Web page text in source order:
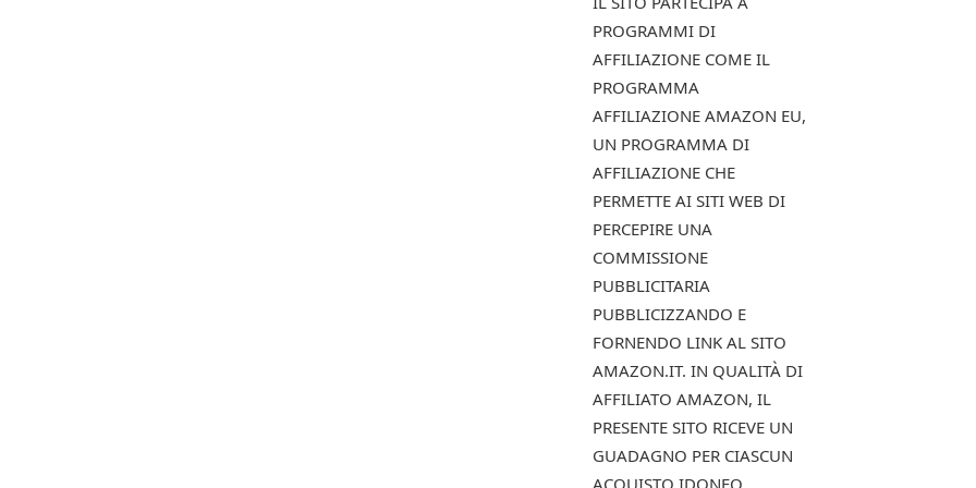
PROGRAMMI DI
AFFILIAZIONE COME IL
PROGRAMMA
AFFILIAZIONE AMAZON EU,
UN PROGRAMMA DI
AFFILIAZIONE CHE
PERMETTE AI SITI WEB DI
PERCEPIRE UNA
COMMISSIONE
PUBBLICITARIA
PUBBLICIZZANDO E
FORNENDO LINK AL SITO
AMAZON.IT. IN QUALITÀ DI
AFFILIATO AMAZON, IL
PRESENTE SITO RICEVE UN
GUADAGNO PER CIASCUN
ACQUISTO IDONEO.